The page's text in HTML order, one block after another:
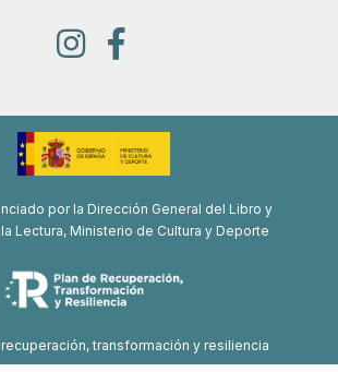
por la Dirección General del Libro y
Lectura, Ministerio de Cultura y Deporte
transformación y resiliencia